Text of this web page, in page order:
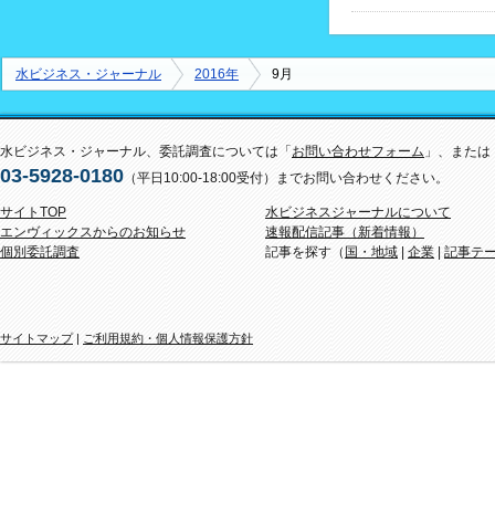
水ビジネス・ジャーナル 2016年 9月
水ビジネス・ジャーナル、委託調査については「 お問い合わせフォーム 」、または
03-5928-0180 （平日10:00-18:00受付）までお問い合わせください。
サイトTOP
エンヴィックスからのお知らせ
個別委託調査
水ビジネスジャーナルについて
速報配信記事（新着情報）
記事を探す（ 国・地域 企業 記事テ
サイトマップ| ご利用規約・個人情報保護方針